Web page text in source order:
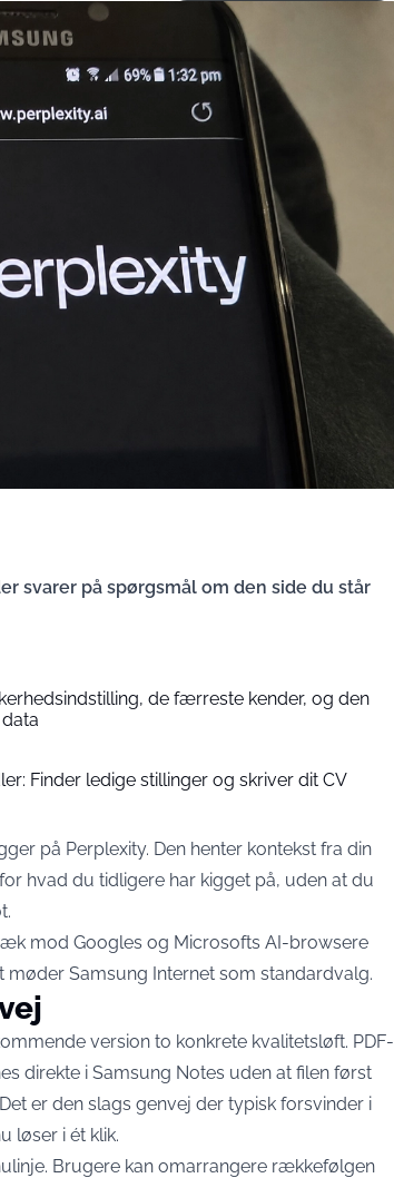
svarer på spørgsmål om den side du står
de færreste kender, og den
Finder ledige stillinger og skriver dit CV
på Perplexity. Den henter kontekst fra din
hvad du tidligere har kigget på, uden at du
mod Googles og Microsofts AI-browsere
Samsung Internet som standardvalg.
version to konkrete kvalitetsløft. PDF-
direkte i Samsung Notes uden at filen først
er den slags genvej der typisk forsvinder i
løser i ét klik.
Brugere kan omarrangere rækkefølgen